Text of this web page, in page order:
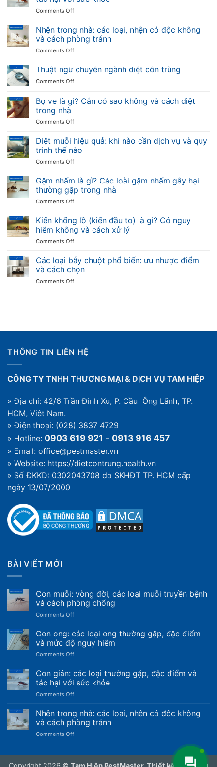
phòng
chống
loại
ong
gặp,
đặc
điểm
độ
nguy
Comments Offon
gián:
các
loại
thường
đặc
hại
Nhện trong nhà: các loại, nhện có độc không
và cách phòng tránh
Comments Offon
trong
nhà:
nhện
cách
phòng
Thuật ngữ chuyên ngành diệt côn trùng
Comments Offon
ngữ
chuyên
diệt
trùng
Bọ ve là gì? Cắn có sao không và cách diệt
trong nhà
Comments Offon
ve
là
gì?
Cắn
sao
không
và
trong
nhà
Diệt muỗi hiệu quả: khi nào cần dịch vụ và quy
trình thế nào
Comments Offon
muỗi
hiệu
quả:
khi
cần
dịch
vụ
trình
thế
Gặm nhấm là gì? Các loài gặm nhấm gây hại
thường gặp trong nhà
Comments Offon
nhấm
là
gì?
Các
gặm
nhấm
gây
Kiến khổng lồ (kiến đầu to) là gì? Có nguy
hiểm không và cách xử lý
Comments Offon
khổng
lồ
(kiến
đầu
hiểm
và
cách
Các loại bẫy chuột phổ biến: ưu nhược điểm
và cách chọn
Comments Offon
biến:
nhược
điểm
chọn
THÔNG TIN LIÊN HỆ
CÔNG TY TNHH THƯƠNG MẠI & DỊCH VỤ TAM HIỆP
» Địa chỉ: 42/6 Trần Đình Xu, P. Cầu Ông Lãnh, TP.
HCM, Việt Nam.
» Điện thoại: (028) 3837 4729
» Hotline: 0903 619 921 – 0913 916 457
» Email: office@pestmaster.vn
» Website: https://dietcontrung.health.vn
» Số ĐKKD: 0302043708 do SKHĐT TP. HCM cấp
ngày 13/07/2000
BÀI VIẾT MỚI
Con muỗi: vòng đời, các loại muỗi truyền bệnh
và cách phòng chống
Comments Offon
muỗi:
vòng
đời,
các
muỗi
truyền
bệnh
phòng
chống
Con ong: các loại ong thường gặp, đặc điểm
và mức độ nguy hiểm
Comments Offon
ong:
các
loại
ong
gặp,
đặc
điểm
Con gián: các loại thường gặp, đặc điểm và
tác hại với sức khỏe
Comments Offon
gián:
các
loại
thường
Nhện trong nhà: các loại, nhện có độc không
và cách phòng tránh
Comments Offon
Copyright 2026 © Tam Hiệp PestMaster. Thiết kế web, SEO